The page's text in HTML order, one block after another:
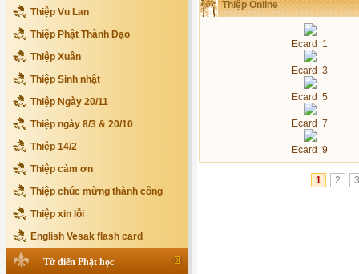
Thiệp Vu Lan
Thiệp Phật Thành Đạo
Thiệp Xuân
Thiệp Sinh nhật
Thiệp Ngày 20/11
Thiệp ngày 8/3 & 20/10
Thiệp 14/2
Thiệp cảm ơn
Thiệp chúc mừng thành công
Thiệp xin lỗi
English Vesak flash card
Từ điển Phật học
Thiệp Online
Ecard 1
Ecard 3
Ecard 5
Ecard 7
Ecard 9
1 2 3